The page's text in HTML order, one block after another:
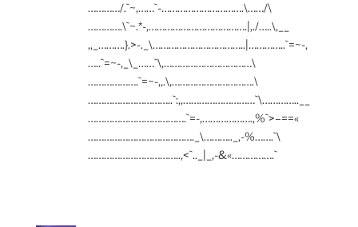
…………/.`~,……`-………………………….\……/\
………….\`~.*-,……………………………….|,./…..\,__
,,_……….}.>-._\……………………………..|…………..`=~-,
…..`=~-,_\_……`\,……………………………\
……………….`=~-,,.\,………………………….\
…………………………..`:,,………………………`\…………..__
……………………………….`=-,……………….,%`>–==«
…………………………………._\……….._,-%…….`\
……………………………..,<`.._|_,-&«…………….`